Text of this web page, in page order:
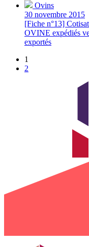
Ovins
30 novembre 2015
[Fiche n°13]
OVINE expédiés
exportés
1
2